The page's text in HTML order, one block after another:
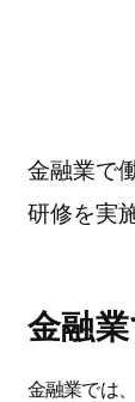
金融業で
研修を実
金融
金融業では